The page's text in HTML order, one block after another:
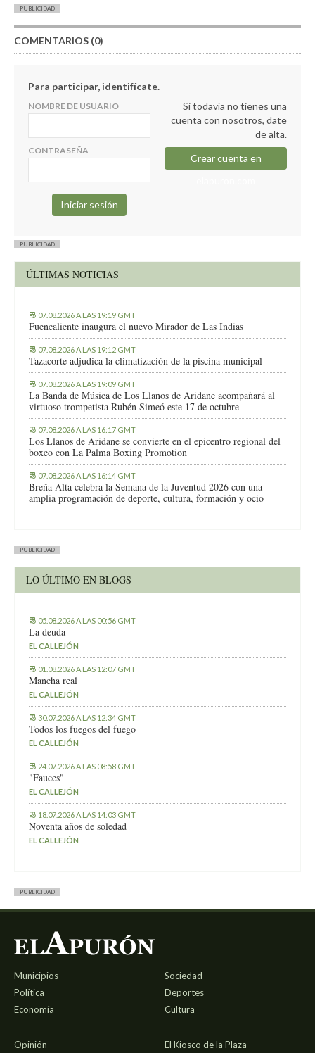
PUBLICIDAD
COMENTARIOS (0)
Para participar, identifícate.
NOMBRE DE USUARIO
CONTRASEÑA
Si todavía no tienes una
cuenta con nosotros, date
de alta.
Crear cuenta en
PUBLICIDAD
ÚLTIMAS NOTICIAS
07.08.2026 A LAS 19:19 GMT
Fuencaliente inaugura el nuevo Mirador de Las Indias
07.08.2026 A LAS 19:12 GMT
Tazacorte adjudica la climatización de la piscina municipal
07.08.2026 A LAS 19:09 GMT
La Banda de Música de Los Llanos de Aridane acompañará al
virtuoso trompetista Rubén Simeó este 17 de octubre
07.08.2026 A LAS 16:17 GMT
Los Llanos de Aridane se convierte en el epicentro regional del
boxeo con La Palma Boxing Promotion
07.08.2026 A LAS 16:14 GMT
Breña Alta celebra la Semana de la Juventud 2026 con una
amplia programación de deporte, cultura, formación y ocio
PUBLICIDAD
LO ÚLTIMO EN BLOGS
05.08.2026 A LAS 00:56 GMT
La deuda
EL CALLEJÓN
01.08.2026 A LAS 12:07 GMT
Mancha real
EL CALLEJÓN
30.07.2026 A LAS 12:34 GMT
Todos los fuegos del fuego
EL CALLEJÓN
24.07.2026 A LAS 08:58 GMT
"Fauces"
EL CALLEJÓN
18.07.2026 A LAS 14:03 GMT
Noventa años de soledad
EL CALLEJÓN
PUBLICIDAD
Municipios
Política
Economía
Sociedad
Deportes
Cultura
Opinión El Kiosco de la Plaza